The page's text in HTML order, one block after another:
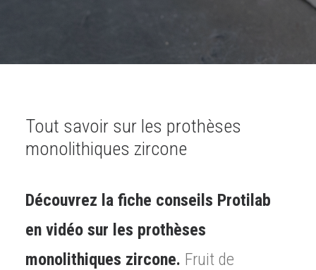
Tout savoir sur les prothèses
monolithiques zircone
Découvrez la fiche conseils Protilab
en vidéo sur les prothèses
monolithiques zircone. Fruit de